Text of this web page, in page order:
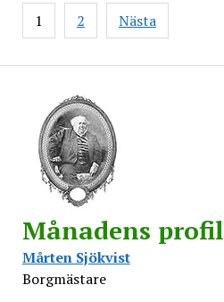
Månadens profil
Mårten Sjökvist
Borgmästare
Inläggsnavigering
1 2 Nästa